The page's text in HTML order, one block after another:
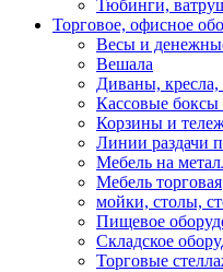
Тюбинги,
Торговое, офисное
Весы и
Вешала
Диваны,
Кассовые боксы
Корзины и
Линии раздачи
Мебель на
Мебель торговая
мойки, столы,
Пищевое
Складское
Торговые